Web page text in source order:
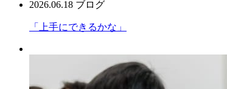
2026.06.18 ブログ
「上手にできるかな」